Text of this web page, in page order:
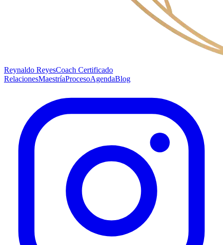
Reynaldo ReyesCoach Certificado
RelacionesMaestríaProcesoAgendaBlog